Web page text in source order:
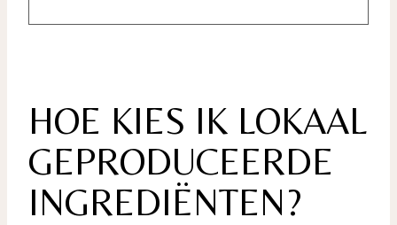
HOE KIES IK LOKAAL
GEPRODUCEERDE
INGREDIËNTEN?